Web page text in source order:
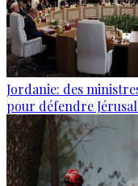
Jordanie: des
pour défendre